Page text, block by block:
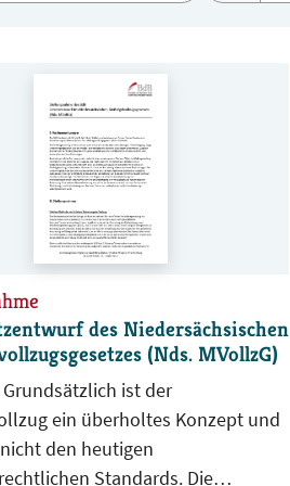
des Niedersächsischen
(Nds. MVollzG)
ein überholtes Konzept und
den heutigen
Standards. Die